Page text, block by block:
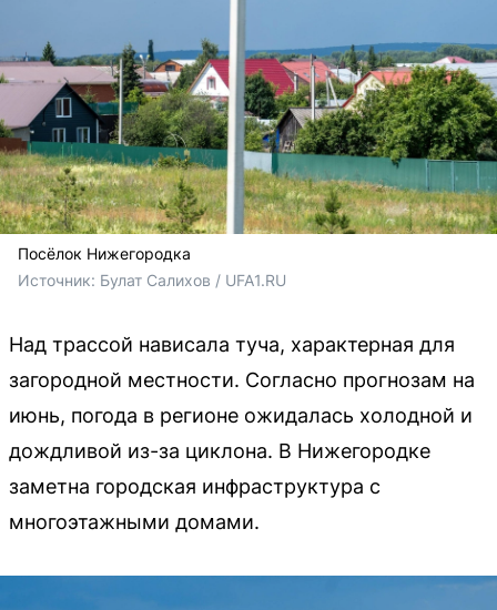
Посёлок Нижегородка
Источник: Булат Салихов / UFA1.RU
Над трассой нависала туча, характерная для
загородной местности. Согласно прогнозам на
июнь, погода в регионе ожидалась холодной и
дождливой из-за циклона. В Нижегородке
заметна городская инфраструктура с
многоэтажными домами.